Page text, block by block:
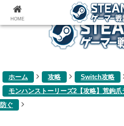
ゲーム関連雑
ホーム 攻略 Switch攻略
モンハンストーリーズ2【攻略】荒鉤
防ぐ
HOME